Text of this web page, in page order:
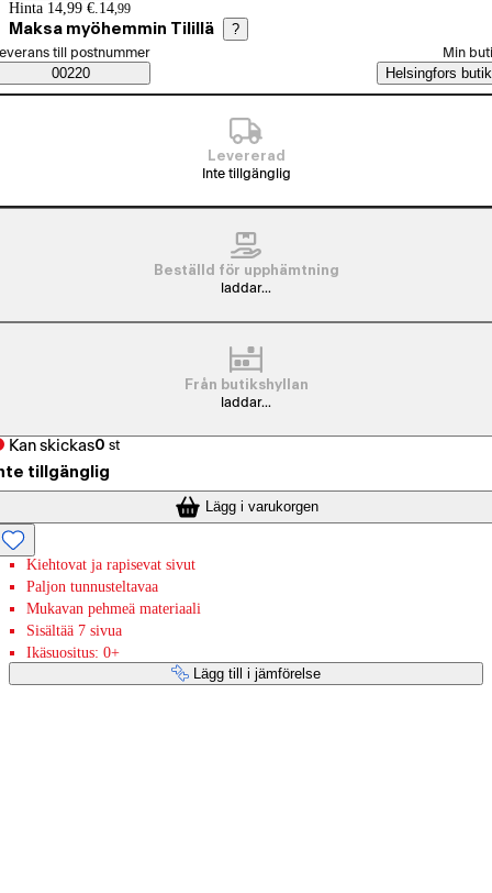
Prisinformation
Hinta 14,99 €. 14,99
Maksa myöhemmin Tilillä ?
Saatavuustiedot
beställningssätt
till postnummer
00220
Min
Helsingfors butik
Levererad
Inte tillgänglig
Beställd för upphämtning
laddar...
Från butikshyllan
laddar...
Kan skickas0 st
tillgänglig
Lägg i varukorgen
Kiehtovat ja rapisevat sivut
Paljon tunnusteltavaa
Mukavan pehmeä materiaali
Sisältää 7 sivua
Ikäsuositus: 0+
Lägg till i jämförelse